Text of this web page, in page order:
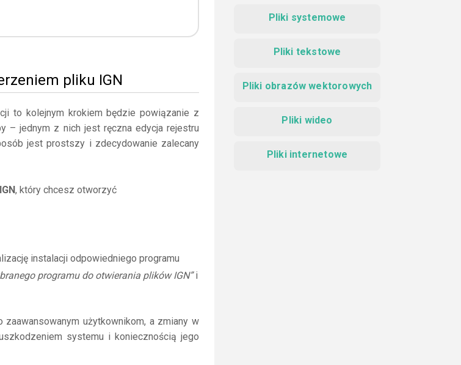
pliku IGN
to kolejnym krokiem będzie powiązanie z
– jednym z nich jest ręczna edycja rejestru
jest prostszy i zdecydowanie zalecany
IGN, który chcesz otworzyć
instalacji odpowiedniego programu
programu do otwierania plików IGN”i
użytkownikom, a zmiany w
systemu i koniecznością jego
Pliki systemowe
Pliki tekstowe
Pliki obrazów wektorowych
Pliki wideo
Pliki internetowe